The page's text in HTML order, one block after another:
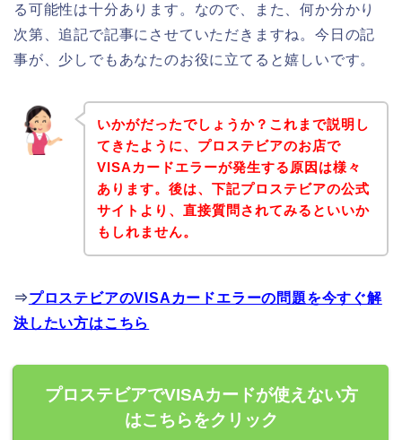
る可能性は十分あります。なので、また、何か分かり
次第、追記で記事にさせていただきますね。今日の記
事が、少しでもあなたのお役に立てると嬉しいです。
いかがだったでしょうか？これまで説明し
てきたように、プロステビアのお店で
VISAカードエラーが発生する原因は様々
あります。後は、下記プロステビアの公式
サイトより、直接質問されてみるといいか
もしれません。
⇒プロステビアのVISAカードエラーの問題を今すぐ解
決したい方はこちら
プロステビアでVISAカードが使えない方
はこちらをクリック